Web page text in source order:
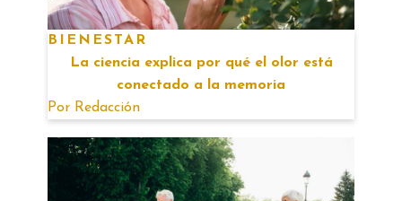
BIENESTAR
La ciencia explica por qué el olor está
conectado a la memoria
Por Redacción